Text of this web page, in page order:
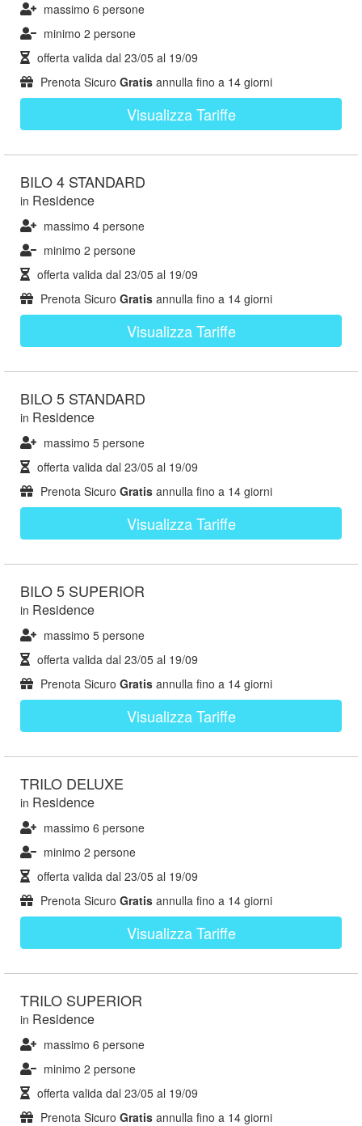
massimo 6 persone
minimo 2 persone
offerta valida dal 23/05 al 19/09
Prenota Sicuro Gratis annulla fino a 14 giorni
Visualizza Tariffe
BILO 4 STANDARD
in Residence
massimo 4 persone
minimo 2 persone
offerta valida dal 23/05 al 19/09
Prenota Sicuro Gratis annulla fino a 14 giorni
Visualizza Tariffe
BILO 5 STANDARD
in Residence
massimo 5 persone
offerta valida dal 23/05 al 19/09
Prenota Sicuro Gratis annulla fino a 14 giorni
Visualizza Tariffe
BILO 5 SUPERIOR
in Residence
massimo 5 persone
offerta valida dal 23/05 al 19/09
Prenota Sicuro Gratis annulla fino a 14 giorni
Visualizza Tariffe
TRILO DELUXE
in Residence
massimo 6 persone
minimo 2 persone
offerta valida dal 23/05 al 19/09
Prenota Sicuro Gratis annulla fino a 14 giorni
Visualizza Tariffe
TRILO SUPERIOR
in Residence
massimo 6 persone
minimo 2 persone
offerta valida dal 23/05 al 19/09
Prenota Sicuro Gratis annulla fino a 14 giorni